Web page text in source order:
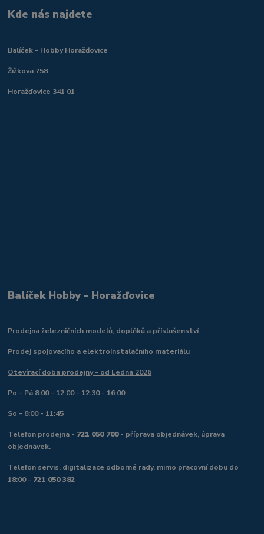
Kde nás najdete
Balíček - Hobby Horažďovice
Žižkova 758
Horažďovice 341 01
Balíček Hobby - Horažďovice
Prodejna železničních modelů, doplňků a příslušenství
Prodej spojovacího a elektroinstalačního materiálu
Otevírací doba prodejny - od Ledna 2026
Po - Pá 8:00 - 12:00 - 12:30 - 16:00
So - 8:00 - 11:45
Telefon prodejna - 721 050 700- příprava objednávek, úprava
objednávek.
Telefon servis, digitalizace odborné rady, mimo pracovní dobu do
18:00 - 721 050 382